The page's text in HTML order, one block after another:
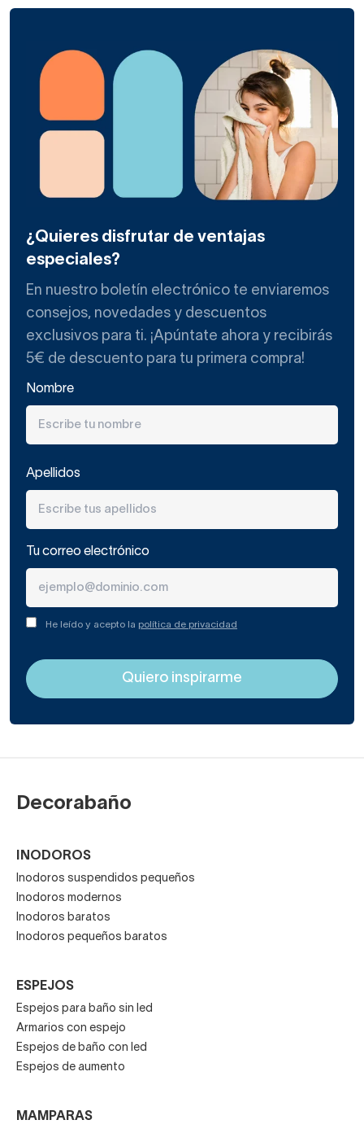
¿Quieres disfrutar de ventajas
especiales?
En nuestro boletín electrónico te enviaremos
consejos, novedades y descuentos
exclusivos para ti. ¡Apúntate ahora y recibirás
5€ de descuento para tu primera compra!
Nombre
Apellidos
Tu correo electrónico
He leído y acepto la política de privacidad
Decorabaño
INODOROS
Inodoros suspendidos pequeños
Inodoros modernos
Inodoros baratos
Inodoros pequeños baratos
ESPEJOS
Espejos para baño sin led
Armarios con espejo
Espejos de baño con led
Espejos de aumento
MAMPARAS